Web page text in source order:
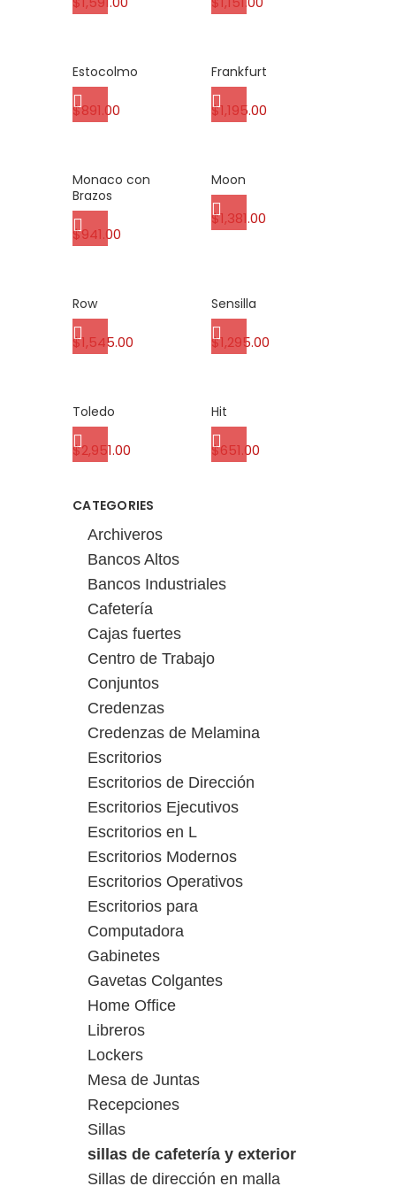
CATEGORIES
Archiveros
Bancos Altos
Bancos Industriales
Cafetería
Cajas fuertes
Centro de Trabajo
Conjuntos
Credenzas
Credenzas de Melamina
Escritorios
Escritorios de Dirección
Escritorios Ejecutivos
Escritorios en L
Escritorios Modernos
Escritorios Operativos
Escritorios para
Computadora
Gabinetes
Gavetas Colgantes
Home Office
Libreros
Lockers
Mesa de Juntas
Recepciones
Sillas
sillas de cafetería y exterior
Sillas de dirección en malla
Estocolmo
$891.00
Frankfurt
$1,195.00
Monaco con
Brazos
$941.00
Moon
$1,381.00
Row
$1,545.00
Sensilla
$1,295.00
Toledo
$2,951.00
Hit
$651.00